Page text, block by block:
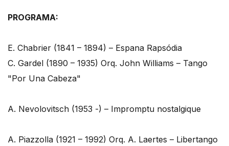
PROGRAMA:
E. Chabrier (1841 – 1894) – Espana Rapsódia
C. Gardel (1890 – 1935) Orq. John Williams – Tango
"Por Una Cabeza"
A. Nevolovitsch (1953 -) – Impromptu nostalgique
A. Piazzolla (1921 – 1992) Orq. A. Laertes – Libertango